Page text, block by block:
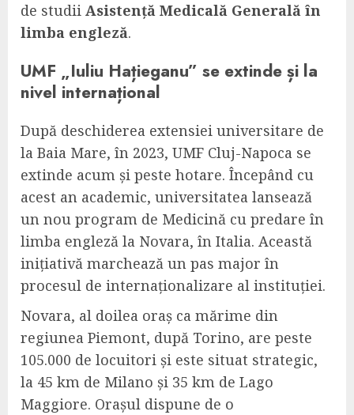
de studii Asistență Medicală Generală în
limba engleză.
UMF „Iuliu Hațieganu” se extinde și la
nivel internațional
După deschiderea extensiei universitare de
la Baia Mare, în 2023, UMF Cluj-Napoca se
extinde acum și peste hotare. Începând cu
acest an academic, universitatea lansează
un nou program de Medicină cu predare în
limba engleză la Novara, în Italia. Această
inițiativă marchează un pas major în
procesul de internaționalizare al instituției.
Novara, al doilea oraș ca mărime din
regiunea Piemont, după Torino, are peste
105.000 de locuitori și este situat strategic,
la 45 km de Milano și 35 km de Lago
Maggiore. Orașul dispune de o